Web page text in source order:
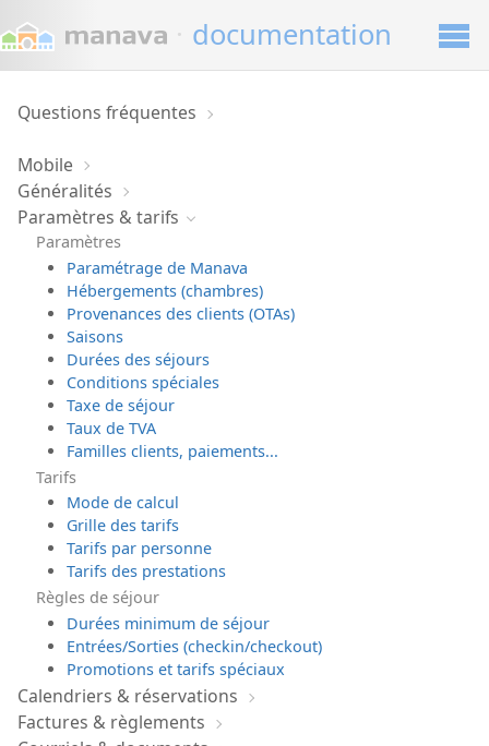
· documentation
Questions fréquentes
Mobile
Généralités
Paramètres & tarifs
Paramètres
Paramétrage de Manava
Hébergements (chambres)
Provenances des clients (OTAs)
Saisons
Durées des séjours
Conditions spéciales
Taxe de séjour
Taux de TVA
Familles clients, paiements...
Tarifs
Mode de calcul
Grille des tarifs
Tarifs par personne
Tarifs des prestations
Règles de séjour
Durées minimum de séjour
Entrées/Sorties (checkin/checkout)
Promotions et tarifs spéciaux
Calendriers & réservations
Factures & règlements